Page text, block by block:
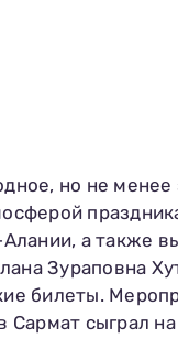
но не
а также
Зураповна
билеты.
Сармат сыграл